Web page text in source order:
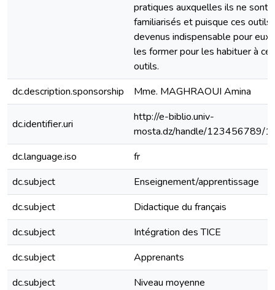
pratiques auxquelles ils ne sont
familiarisés et puisque ces outils
devenus indispensable pour eux
les former pour les habituer à ces
outils.
dc.description.sponsorship
Mme. MAGHRAOUI Amina
dc.identifier.uri
http://e-biblio.univ-
mosta.dz/handle/123456789/
dc.language.iso
fr
dc.subject
Enseignement/apprentissage
dc.subject
Didactique du français
dc.subject
Intégration des TICE
dc.subject
Apprenants
dc.subject
Niveau moyenne